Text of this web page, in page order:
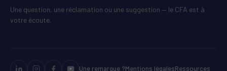
Une question, une réclamation ou une suggestion — le CFA est à
votre écoute.
Une remarque ?Mentions légalesRessources